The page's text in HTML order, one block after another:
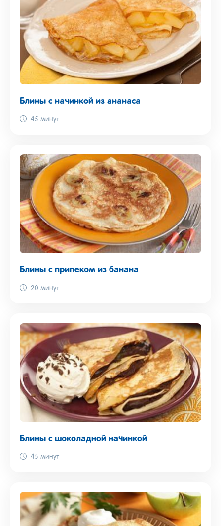
Блины с начинкой из ананаса
45 минут
Блины с припеком из банана
20 минут
Блины с шоколадной начинкой
45 минут